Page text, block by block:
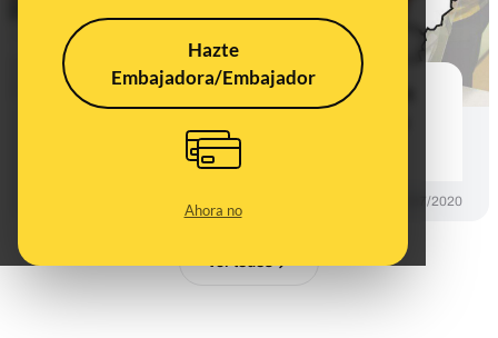
Hazte
Embajadora/Embajador
Ahora no
La coalición de PP y Ciudadanos en
tras el recuento definitivo del voto*
17/07/2020
Ver todos